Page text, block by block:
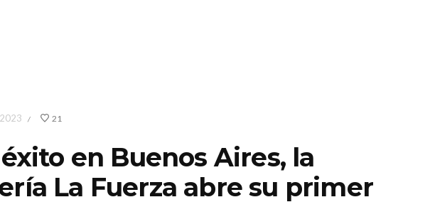
/ 21
en Buenos Aires, la
La Fuerza abre su primer